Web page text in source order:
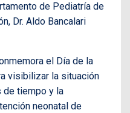
de Pediatría de
Dr. Aldo Bancalari
el Día de la
visibilizar la situación
de tiempo y la
neonatal de